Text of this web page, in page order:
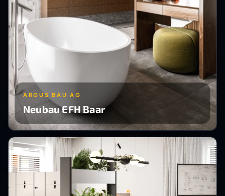
ARGUS BAU AG
Neubau EFH Baar